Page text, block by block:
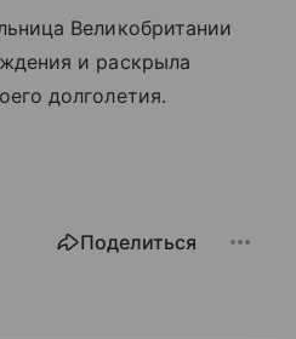
Великобритании
и раскрыла
долголетия.
Поделиться